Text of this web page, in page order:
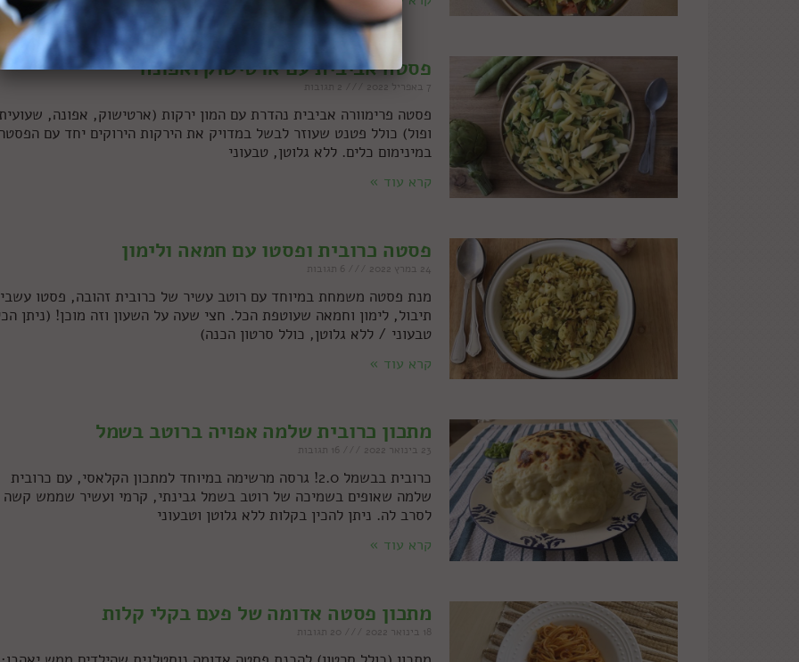
פסטה אביבית עם ארטישוק ואפונה
7 באפריל 2022
פסטה פרימוורה אביבית נהדרת עם המון ירקות (ארטישוק, אפונה,
ופול) כולל פטנט שעוזר לבשל במדויק את הירקות הירוקים יחד עם
במינימום כלים. ללא גלוטן, טבעוני
קרא עוד »
פסטה כרובית ופסטו עם חמאה ולימון
24 במרץ 2022
מנת פסטה משמחת במיוחד עם רוטב עשיר של כרובית זהובה, פסטו עשבי
תיבול, לימון וחמאה שעוטפת הכל. חצי שעה על השעון וזה מוכן! (ניתן
טבעוני / ללא גלוטן, כולל סרטון הכנה)
קרא עוד »
מתכון כרובית שלמה אפויה ברוטב בשמל
23 בינואר 2022
כרובית בבשמל 2.0! גרסה מרשימה במיוחד למתכון הקלאסי, עם כרובית
שלמה שאופים בשמיכה של רוטב בשמל גבינתי, קרמי ועשיר שממש קשה
לסרב לה. ניתן להכין בקלות ללא גלוטן וטבעוני
קרא עוד »
מתכון פסטה אדומה של פעם בקלי קלות
18 בינואר 2022